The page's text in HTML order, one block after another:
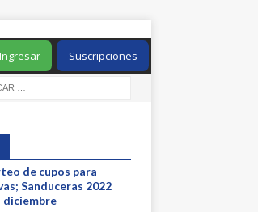
Suscripciones
Ingresar
de cupos para
Sanduceras 2022
diciembre